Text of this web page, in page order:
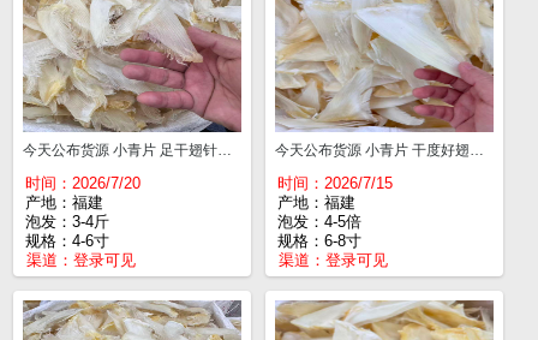
今天公布货源 小青片 足干翅针多 4-6寸¥540
时间：2026/7/20
产地：福建
泡发：3-4斤
规格：4-6寸
渠道： 登录可见
今天公布货源 小青片 干度好翅针多 6-8寸¥730
时间：2026/7/15
产地：福建
泡发：4-5倍
规格：6-8寸
渠道：登录可见